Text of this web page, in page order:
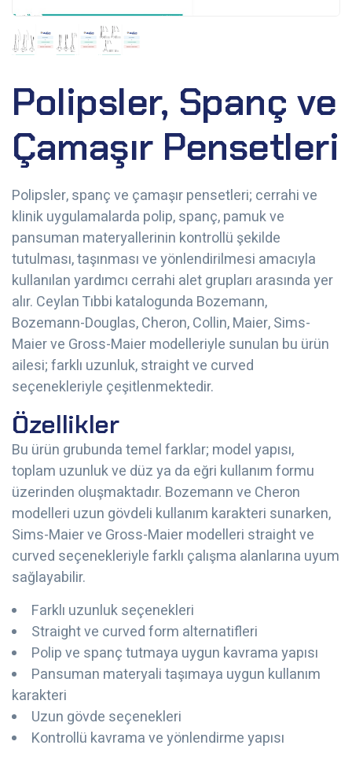
Polipsler, Spanç ve
Çamaşır Pensetleri
Polipsler, spanç ve çamaşır pensetleri; cerrahi ve
klinik uygulamalarda polip, spanç, pamuk ve
pansuman materyallerinin kontrollü şekilde
tutulması, taşınması ve yönlendirilmesi amacıyla
kullanılan yardımcı cerrahi alet grupları arasında yer
alır. Ceylan Tıbbi katalogunda Bozemann,
Bozemann-Douglas, Cheron, Collin, Maier, Sims-
Maier ve Gross-Maier modelleriyle sunulan bu ürün
ailesi; farklı uzunluk, straight ve curved
seçenekleriyle çeşitlenmektedir.
Özellikler
Bu ürün grubunda temel farklar; model yapısı,
toplam uzunluk ve düz ya da eğri kullanım formu
üzerinden oluşmaktadır. Bozemann ve Cheron
modelleri uzun gövdeli kullanım karakteri sunarken,
Sims-Maier ve Gross-Maier modelleri straight ve
curved seçenekleriyle farklı çalışma alanlarına uyum
sağlayabilir.
Farklı uzunluk seçenekleri
Straight ve curved form alternatifleri
Polip ve spanç tutmaya uygun kavrama yapısı
Pansuman materyali taşımaya uygun kullanım
karakteri
Uzun gövde seçenekleri
Kontrollü kavrama ve yönlendirme yapısı